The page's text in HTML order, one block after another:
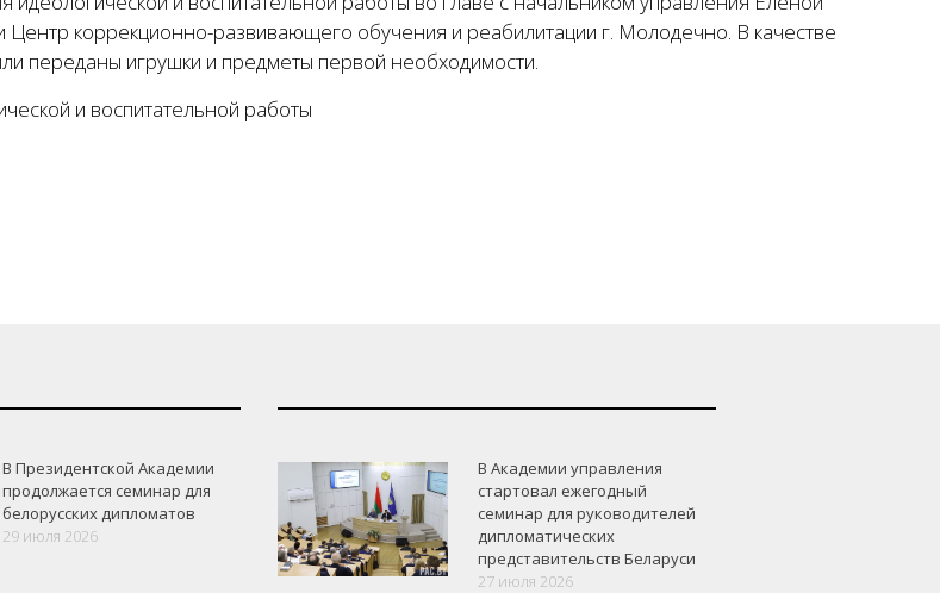
Центр коррекционно-развивающего обучения и реабилитации г. Молодечно. В качестве
переданы игрушки и предметы первой необходимости.
и воспитательной работы
В Президентской Академии
продолжается семинар для
белорусских дипломатов
29 июля 2026
В Академии управления
стартовал ежегодный
семинар для руководителей
дипломатических
представительств Беларуси
27 июля 2026